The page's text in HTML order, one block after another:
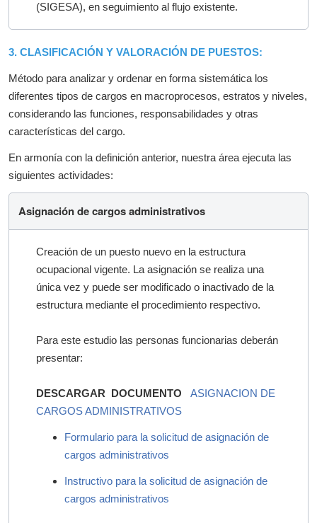
(SIGESA), en seguimiento al flujo existente.
3. CLASIFICACIÓN Y VALORACIÓN DE PUESTOS:
Método para analizar y ordenar en forma sistemática los
diferentes tipos de cargos en macroprocesos, estratos y niveles,
considerando las funciones, responsabilidades y otras
características del cargo.
En armonía con la definición anterior, nuestra área ejecuta las
siguientes actividades:
Asignación de cargos administrativos
Creación de un puesto nuevo en la estructura
ocupacional vigente. La asignación se realiza una
única vez y puede ser modificado o inactivado de la
estructura mediante el procedimiento respectivo.
Para este estudio las personas funcionarias deberán
presentar:
DESCARGAR DOCUMENTO
ASIGNACION DE
CARGOS ADMINISTRATIVOS
Formulario para la solicitud de asignación de
cargos administrativos
Instructivo para la solicitud de asignación de
cargos administrativos